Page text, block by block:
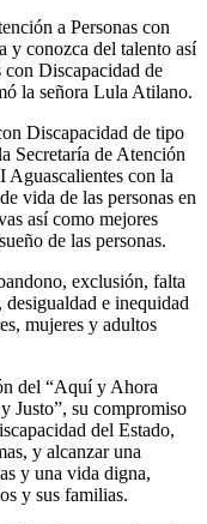
a Personas con
y conozca del talento así
con Discapacidad de
la señora Lula Atilano.
Discapacidad de tipo
Secretaría de Atención
Aguascalientes con la
vida de las personas en
así como mejores
de las personas.
exclusión, falta
e inequidad
mujeres y adultos
del “Aquí y Ahora
Justo”, su compromiso
del Estado,
y alcanzar una
y una vida digna,
y sus familias.